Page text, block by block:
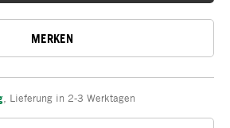
MERKEN
Lieferung in 2-3 Werktagen